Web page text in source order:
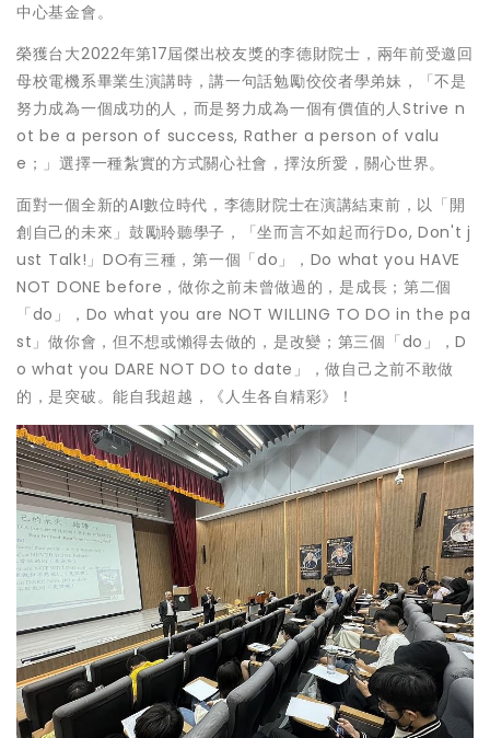
中心基金會。
榮獲台大2022年第17屆傑出校友獎的李德財院士，兩年前受邀回
母校電機系畢業生演講時，講一句話勉勵佼佼者學弟妹，「不是
努力成為一個成功的人，而是努力成為一個有價值的人Strive n
ot be a person of success, Rather a person of valu
e；」選擇一種紮實的方式關心社會，擇汝所愛，關心世界。
面對一個全新的AI數位時代，李德財院士在演講結束前，以「開
創自己的未來」鼓勵聆聽學子，「坐而言不如起而行Do, Don't j
ust Talk!」DO有三種，第一個「do」，Do what you HAVE
NOT DONE before，做你之前未曾做過的，是成長；第二個
「do」，Do what you are NOT WILLING TO DO in the pa
st」做你會，但不想或懶得去做的，是改變；第三個「do」，D
o what you DARE NOT DO to date」，做自己之前不敢做
的，是突破。能自我超越，《人生各自精彩》！